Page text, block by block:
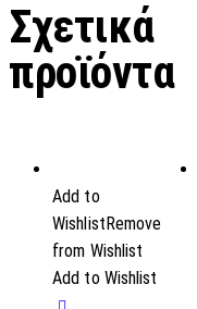
Σχετικά
προϊόντα
Add to
Wishlist Remove
from Wishlist
Add to Wishlist